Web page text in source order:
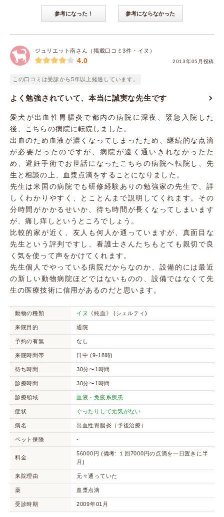
参考になった！ 参考にならなかった
ジュリエット南さん（掲載口コミ3件・イヌ）
2013年05月投稿
4.0
この口コミは受診から5年以上経過しています。
よく勉強されていて、本当に誠実な先生です
愛犬が出血性胃腸炎で都内の病院に深夜、緊急入院した
後、こちらの病院に転院しました。
出血のため血液が濃くなってしまったため、継続的な点滴
が必要だったのですが、病院が遠く通いきれなかったた
め、避妊手術でお世話になったこちらの病院へ転院し、先
生と相談の上、血漿点滴をすることになりました。
先生は米国の病院でも研修経験ありの勉強家の先生で、詳
しくわかりやすく、とことんまで説明してくれます。その
分時間がかかるせいか、待ち時間が長くなってしまいます
が、痛し痒しというところでしょう。
比較的家が近く、友人も何人か通っていますが、真面目な
先生という評判ですし、看護士さんたちもとても親切で良
く気を使って声をかけてくれます。
先生個人でやっている病院だからなのか、設備的には最近
の新しい動物病院ほどではないものの、設備ではなくて先
生の医療技術に信用があるのだと思います。
動物の種類 イヌ 《純血》 (シェルティ)
来院目的 通院
予約の有無 なし
来院時間帯 日中 (9-18時)
待ち時間 30分〜1時間
診療時間 30分〜1時間
診療領域 血液・免疫系疾患
症状 ぐったりして元気がない
病名 出血性胃腸炎（予後治療）
ペット保険 -
料金
56000円 (備考: １回7000円の点滴を一日置きに半
月)
来院理由 元々通っていた
薬 血漿点滴
受診時期 2009年01月